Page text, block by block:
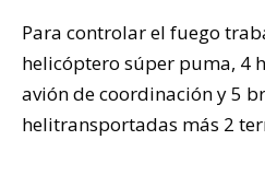
Para controlar el fuego
helicóptero súper puma, 4
avión de coordinación y 5
helitransportadas más 2